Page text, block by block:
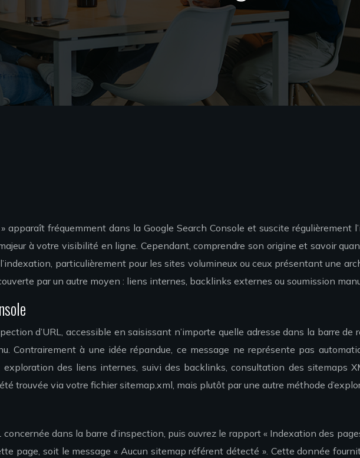
fréquemment dans la Google Search Console et suscite
à votre visibilité en ligne. Cependant, comprendre son origine et savoir
particulièrement pour les sites volumineux ou ceux présentant une
par un autre moyen : liens internes, backlinks externes ou soumission
d’URL, accessible en saisissant n’importe quelle adresse dans la barre
à une idée répandue, ce message ne représente pas
des liens internes, suivi des backlinks, consultation des sitemaps
trouvée via votre fichier sitemap.xml, mais plutôt par une autre méthode
dans la barre d’inspection, puis ouvrez le rapport « Indexation des
page, soit le message « Aucun sitemap référent détecté ». Cette donnée